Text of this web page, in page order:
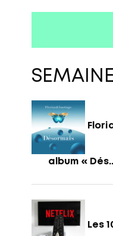
SEMAINE
album «
Les